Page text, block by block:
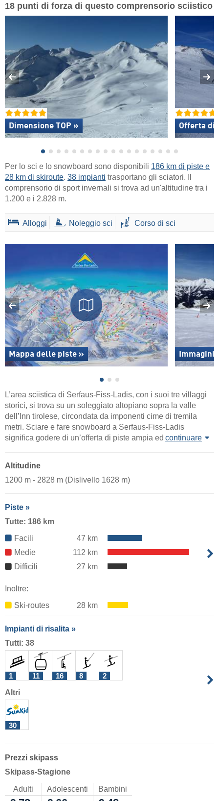
18 punti di forza di questo comprensorio sciistico
Dimensione TOP » Offerta di
Per lo sci e lo snowboard sono disponibili 186 km di piste e
28 km di skiroute. 38 impianti trasportano gli sciatori. Il
comprensorio di sport invernali si trova ad un'altitudine tra i
1.200 e i 2.828 m.
Alloggi Noleggio sci Corso di sci
Mappa delle piste » Immagini
L’area sciistica di Serfaus-Fiss-Ladis, con i suoi tre villaggi
storici, si trova su un soleggiato altopiano sopra la valle
dell’Inn tirolese, circondata da imponenti cime di tremila
metri. Sciare e fare snowboard a Serfaus-Fiss-Ladis
significa godere di un’offerta di piste ampia ed continuare
Altitudine
1200 m - 2828 m (Dislivello 1628 m)
Piste »
Tutte: 186 km
Facili
47 km
Medie
112 km
Difficili
27 km
Inoltre:
Ski-routes
28 km
Impianti di risalita »
Tutti: 38
1 11 16 8 2
Altri
30
Prezzi skipass
Skipass-Stagione
Adulti Adolescenti Bambini